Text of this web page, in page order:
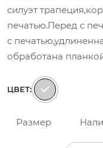
силуэт
печатью.Перед с
с
обработана
ЦВЕТ:
Размер